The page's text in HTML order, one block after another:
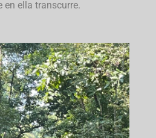
en ella transcurre.